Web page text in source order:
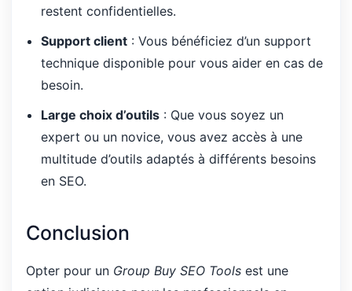
restent confidentielles.
Support client : Vous bénéficiez d’un support
technique disponible pour vous aider en cas de
besoin.
Large choix d’outils : Que vous soyez un
expert ou un novice, vous avez accès à une
multitude d’outils adaptés à différents besoins
en SEO.
Conclusion
Opter pour un Group Buy SEO Tools est une